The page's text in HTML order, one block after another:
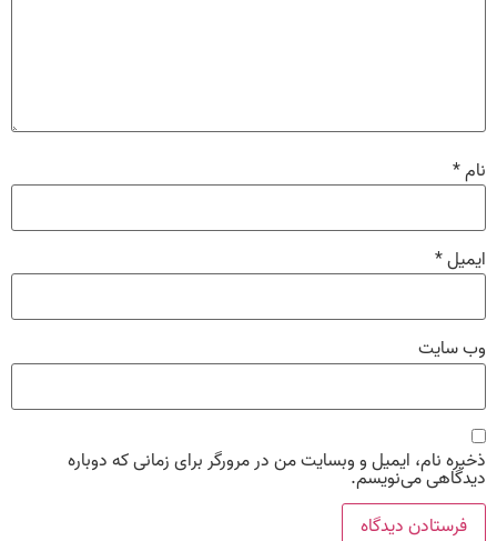
نام*
ایمیل*
وب‌ سایت
ذخیره نام، ایمیل و وبسایت من در مرورگر برای زمانی که دوباره
دیدگاهی می‌نویسم.